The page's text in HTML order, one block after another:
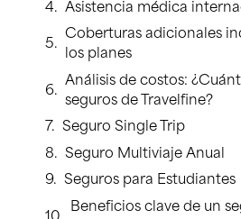
Asistencia médica
Coberturas adicionales
los planes
Análisis de costos:
seguros de Travelfine?
Seguro Single Trip
Seguro Multiviaje Anual
Seguros para Estudiantes
Beneficios clave de un